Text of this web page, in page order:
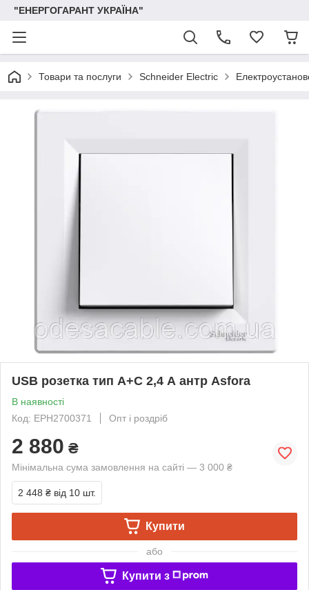
"ЕНЕРГОГАРАНТ УКРАЇНА"
Товари та послуги Schneider Electric
USB розетка тип А+С 2,4 А антр Asfora
В наявності
Код: EPH2700371
Опт і роздріб
2 880 ₴
Мінімальна сума замовлення на сайті — 3 000 ₴
2 448 ₴ від 10 шт.
Купити
або
Купити з